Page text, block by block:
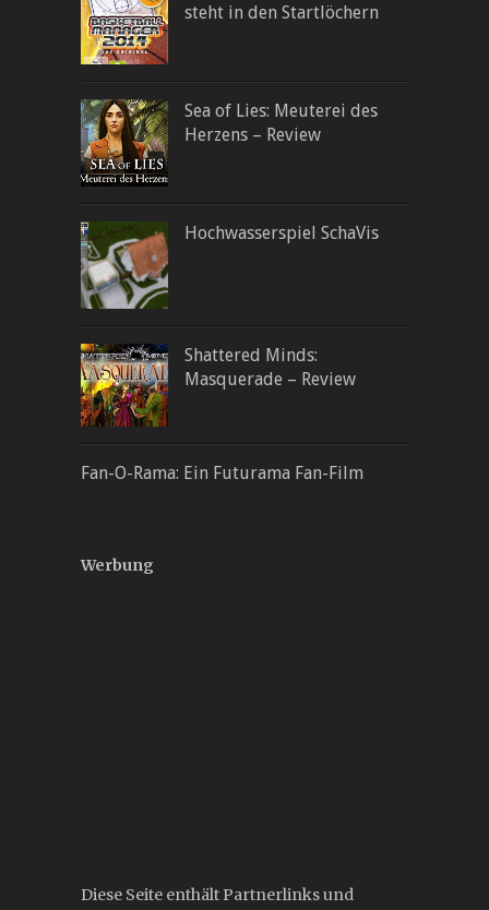
steht in den Startlöchern
Sea of Lies: Meuterei des
Herzens – Review
Hochwasserspiel SchaVis
Shattered Minds:
Masquerade – Review
Fan-O-Rama: Ein Futurama Fan-Film
Werbung
Diese Seite enthält Partnerlinks und